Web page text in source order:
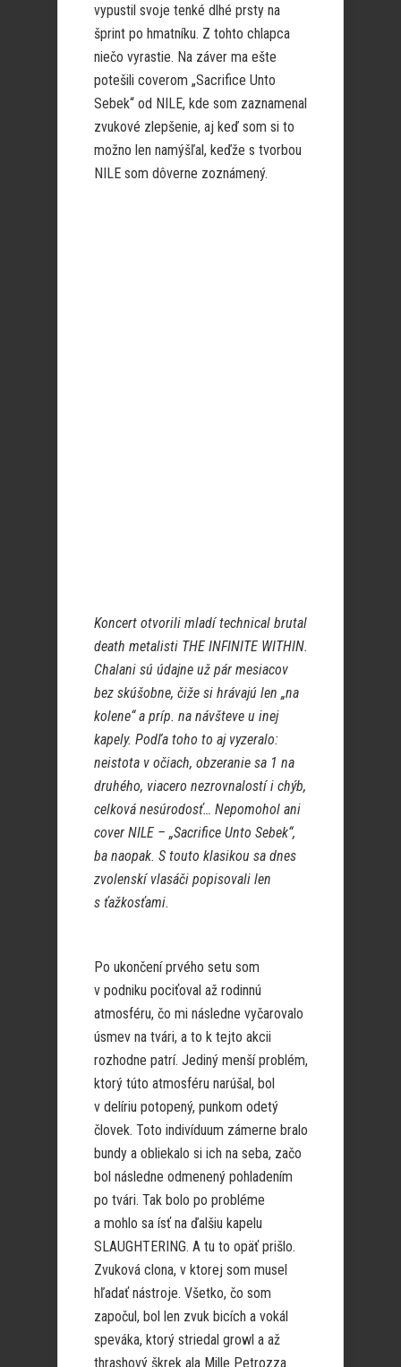
vypustil svoje tenké dlhé prsty na
šprint po hmatníku. Z tohto chlapca
niečo vyrastie. Na záver ma ešte
potešili coverom „Sacrifice Unto
Sebek“ od NILE, kde som zaznamenal
zvukové zlepšenie, aj keď som si to
možno len namýšľal, keďže s tvorbou
NILE som dôverne zoznámený.
Koncert otvorili mladí technical brutal
death metalisti THE INFINITE WITHIN.
Chalani sú údajne už pár mesiacov
bez skúšobne, čiže si hrávajú len „na
kolene“ a príp. na návšteve u inej
kapely. Podľa toho to aj vyzeralo:
neistota v očiach, obzeranie sa 1 na
druhého, viacero nezrovnalostí i chýb,
celková nesúrodosť… Nepomohol ani
cover NILE – „Sacrifice Unto Sebek“,
ba naopak. S touto klasikou sa dnes
zvolenskí vlasáči popisovali len
s ťažkosťami.
Po ukončení prvého setu som
v podniku pociťoval až rodinnú
atmosféru, čo mi následne vyčarovalo
úsmev na tvári, a to k tejto akcii
rozhodne patrí. Jediný menší problém,
ktorý túto atmosféru narúšal, bol
v delíriu potopený, punkom odetý
človek. Toto indivíduum zámerne bralo
bundy a obliekalo si ich na seba, začo
bol následne odmenený pohladením
po tvári. Tak bolo po probléme
a mohlo sa ísť na ďalšiu kapelu
SLAUGHTERING. A tu to opäť prišlo.
Zvuková clona, v ktorej som musel
hľadať nástroje. Všetko, čo som
započul, bol len zvuk bicích a vokál
speváka, ktorý striedal growl a až
thrashový škrek ala Mille Petrozza